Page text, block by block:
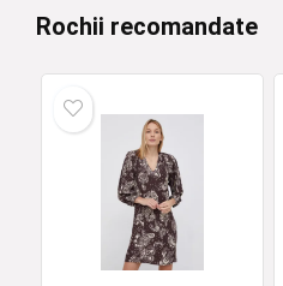
Rochii recomandate